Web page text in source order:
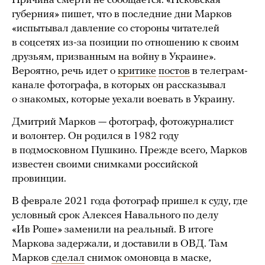
губерния» пишет, что в последние дни Марков
«испытывал давление со стороны читателей
в соцсетях из-за позиции по отношению к своим
друзьям, призванным на войну в Украине».
Вероятно, речь идет о критике постов в телеграм-
канале фотографа, в которых он рассказывал
о знакомых, которые уехали воевать в Украину.
Дмитрий Марков — фотограф, фотожурналист
и волонтер. Он родился в 1982 году
в подмосковном Пушкино. Прежде всего, Марков
известен своими снимками российской
провинции.
В феврале 2021 года фотограф пришел к суду, где
условный срок Алексея Навального по делу
«Ив Роше» заменили на реальный. В итоге
Маркова задержали, и доставили в ОВД. Там
Марков сделал снимок омоновца в маске,